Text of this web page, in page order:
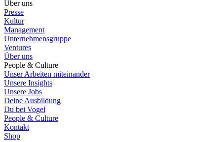
Über uns
Presse
Kultur
Management
Unternehmensgruppe
Ventures
Über uns
People & Culture
Unser Arbeiten miteinander
Unsere Insights
Unsere Jobs
Deine Ausbildung
Du bei Vogel
People & Culture
Kontakt
Shop